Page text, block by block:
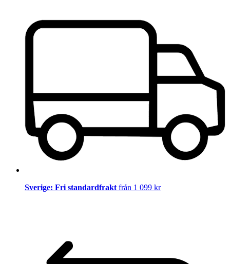
Sverige: Fri standardfrakt från 1 099 kr